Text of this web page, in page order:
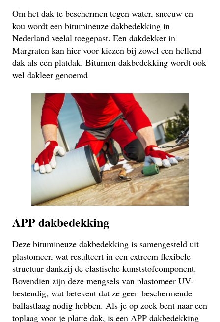
Om het dak te beschermen tegen water, sneeuw en
kou wordt een bitumineuze dakbedekking in
Nederland veelal toegepast. Een dakdekker in
Margraten kan hier voor kiezen bij zowel een hellend
dak als een platdak. Bitumen dakbedekking wordt ook
wel dakleer genoemd
APP dakbedekking
Deze bitumineuze dakbedekking is samengesteld uit
plastomeer, wat resulteert in een extreem flexibele
structuur dankzij de elastische kunststofcomponent.
Bovendien zijn deze mengsels van plastomeer UV-
bestendig, wat betekent dat ze geen beschermende
ballastlaag nodig hebben. Als je op zoek bent naar een
toplaag voor je platte dak, is een APP dakbedekking